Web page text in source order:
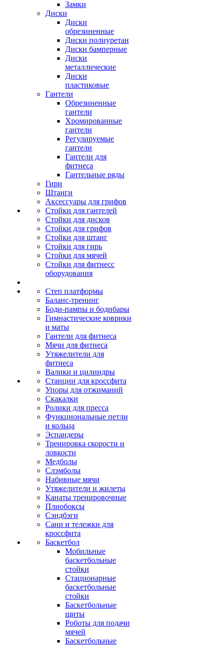
Замки
Диски
Диски
обрезиненные
Диски полиуретан
Диски бамперные
Диски
металлические
Диски
пластиковые
Гантели
Обрезиненные
гантели
Хромированные
гантели
Регулируемые
гантели
Гантели для
фитнеса
Гантельные ряды
Гири
Штанги
Аксессуары для грифов
Стойки для гантелей
Стойки для дисков
Стойки для грифов
Стойки для штанг
Стойки для гирь
Стойки для мячей
Стойки для фитнесс
оборудования
Степ платформы
Баланс-тренинг
Боди-пампы и бодибары
Гимнастические коврики
и маты
Гантели для фитнеса
Мячи для фитнеса
Утяжелители для
фитнеса
Валики и цилиндры
Станции для кроссфита
Упоры для отжиманий
Скакалки
Ролики для пресса
Функциональные петли
и кольца
Эспандеры
Тренировка скорости и
ловкости
Медболы
Слэмболы
Набивные мячи
Утяжелители и жилеты
Канаты тренировочные
Плиобоксы
Сэндбэги
Сани и тележки для
кроссфита
Баскетбол
Мобильные
баскетбольные
стойки
Стационарные
баскетбольные
стойки
Баскетбольные
щиты
Роботы для подачи
мячей
Баскетбольные